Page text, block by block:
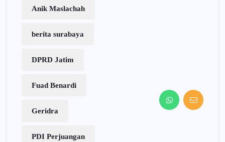
Anik Maslachah
berita surabaya
DPRD Jatim
Fuad Benardi
Geridra
PDI Perjuangan